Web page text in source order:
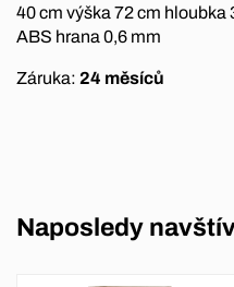
40 cm výška 72 cm hloubka
ABS hrana 0,6 mm
Záruka: 24 měsíců
Naposledy